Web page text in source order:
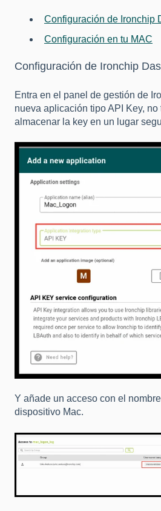
Configuración de Ironchip
Configuración en tu MAC
Configuración de Ironchip
Entra en el panel de gestión de
nueva aplicación tipo API Key,
almacenar la key en un lugar
Y añade un acceso con el
dispositivo Mac.